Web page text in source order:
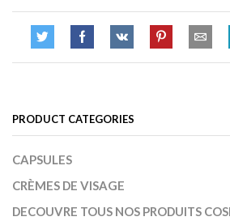
PRODUCT CATEGORIES
CAPSULES
CRÈMES DE VISAGE
DECOUVRE TOUS NOS PRODUITS